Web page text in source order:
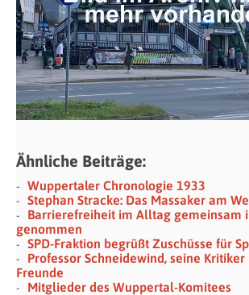
Ähnliche Beiträge:
Wuppertaler Chronologie 1933
Stephan Stracke: Das Massaker am
Barrierefreiheit im Alltag gemeinsam
genommen
SPD-Fraktion begrüßt Zuschüsse für
Professor Schneidewind, seine Kritiker
Freunde
Mitglieder des Wuppertal-Komitees